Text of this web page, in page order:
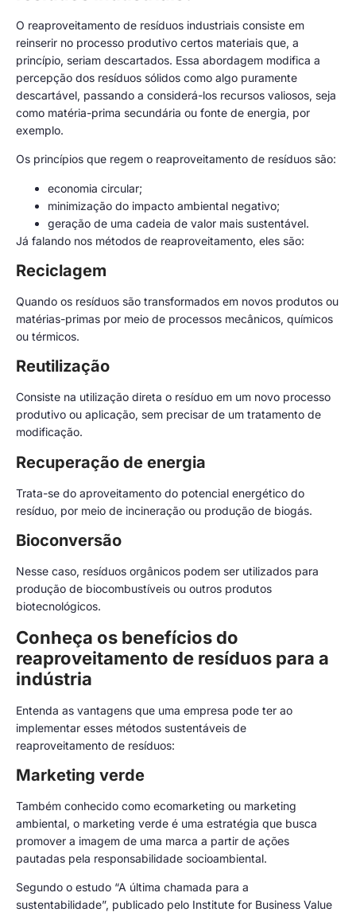
O reaproveitamento de resíduos industriais consiste em
reinserir no processo produtivo certos materiais que, a
princípio, seriam descartados. Essa abordagem modifica a
percepção dos resíduos sólidos como algo puramente
descartável, passando a considerá-los recursos valiosos, seja
como matéria-prima secundária ou fonte de energia, por
exemplo.
Os princípios que regem o reaproveitamento de resíduos são:
economia circular;
minimização do impacto ambiental negativo;
geração de uma cadeia de valor mais sustentável.
Já falando nos métodos de reaproveitamento, eles são:
Reciclagem
Quando os resíduos são transformados em novos produtos ou
matérias-primas por meio de processos mecânicos, químicos
ou térmicos.
Reutilização
Consiste na utilização direta o resíduo em um novo processo
produtivo ou aplicação, sem precisar de um tratamento de
modificação.
Recuperação de energia
Trata-se do aproveitamento do potencial energético do
resíduo, por meio de incineração ou produção de biogás.
Bioconversão
Nesse caso, resíduos orgânicos podem ser utilizados para
produção de biocombustíveis ou outros produtos
biotecnológicos.
Conheça os benefícios do
reaproveitamento de resíduos para a
indústria
Entenda as vantagens que uma empresa pode ter ao
implementar esses métodos sustentáveis de
reaproveitamento de resíduos:
Marketing verde
Também conhecido como ecomarketing ou marketing
ambiental, o marketing verde é uma estratégia que busca
promover a imagem de uma marca a partir de ações
pautadas pela responsabilidade socioambiental.
Segundo o estudo “A última chamada para a
sustentabilidade”, publicado pelo Institute for Business Value